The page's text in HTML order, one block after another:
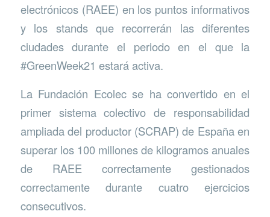
electrónicos (RAEE) en los puntos informativos
y los stands que recorrerán las diferentes
ciudades durante el periodo en el que la
#GreenWeek21 estará activa.
La Fundación Ecolec se ha convertido en el
primer sistema colectivo de responsabilidad
ampliada del productor (SCRAP) de España en
superar los 100 millones de kilogramos anuales
de RAEE correctamente gestionados
correctamente durante cuatro ejercicios
consecutivos.